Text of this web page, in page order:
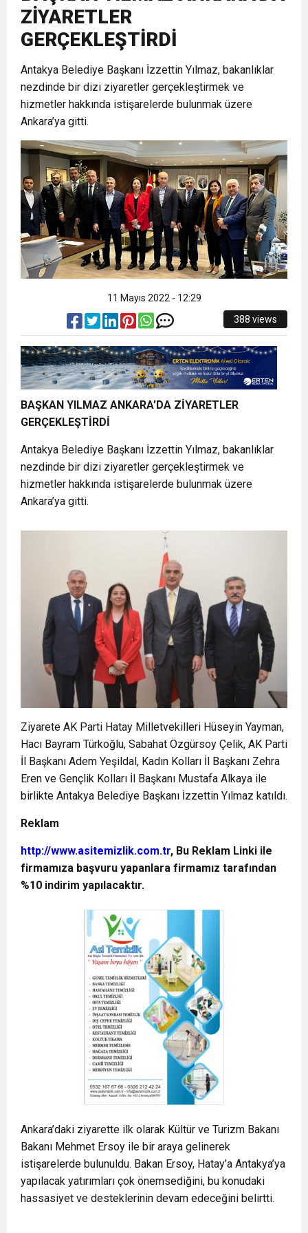
Cumhuriyet, Türk Milletinin Özgürlük
ve Onur Nişanesidir
6:19 HBB BAŞKANI ÖNTÜRK’ÜN
CUMHURİYET BAYRAMI MESAJI
17:36 KURUMLAR VERGİSİ ERTELENDİ
1:00
DUYURUSU
21:40 CEYLANDERE’DE BAŞKAN EMRAH
KARAÇAY’A SEVGİ SELİ
18:22 BAŞKAN SAMİ ÜSTÜN’DEN
GÖNÜLLERE DOKUNAN ZİYARET
ZİYARETLER
GERÇEKLEŞTİRDİ
Antakya Belediye Başkanı İzzettin Yılmaz, bakanlıklar
nezdinde bir dizi ziyaretler gerçekleştirmek ve
hizmetler hakkında istişarelerde bulunmak üzere
Ankara’ya gitti.
11 Mayıs 2022 - 12:29
388 views
BAŞKAN YILMAZ ANKARA’DA ZİYARETLER
GERÇEKLEŞTİRDİ
Antakya Belediye Başkanı İzzettin Yılmaz, bakanlıklar
nezdinde bir dizi ziyaretler gerçekleştirmek ve
hizmetler hakkında istişarelerde bulunmak üzere
Ankara’ya gitti.
Ziyarete AK Parti Hatay Milletvekilleri Hüseyin Yayman,
Hacı Bayram Türkoğlu, Sabahat Özgürsoy Çelik, AK Parti
İl Başkanı Adem Yeşildal, Kadın Kolları İl Başkanı Zehra
Eren ve Gençlik Kolları İl Başkanı Mustafa Alkaya ile
birlikte Antakya Belediye Başkanı İzzettin Yılmaz katıldı.
Reklam
http://www.asitemizlik.com.tr, Bu Reklam Linki ile
firmamıza başvuru yapanlara firmamız tarafından
%10 indirim yapılacaktır.
Ankara’daki ziyarette ilk olarak Kültür ve Turizm Bakanı
Bakanı Mehmet Ersoy ile bir araya gelinerek
istişarelerde bulunuldu. Bakan Ersoy, Hatay’a Antakya’ya
yapılacak yatırımları çok önemsediğini, bu konudaki
hassasiyet ve desteklerinin devam edeceğini belirtti.